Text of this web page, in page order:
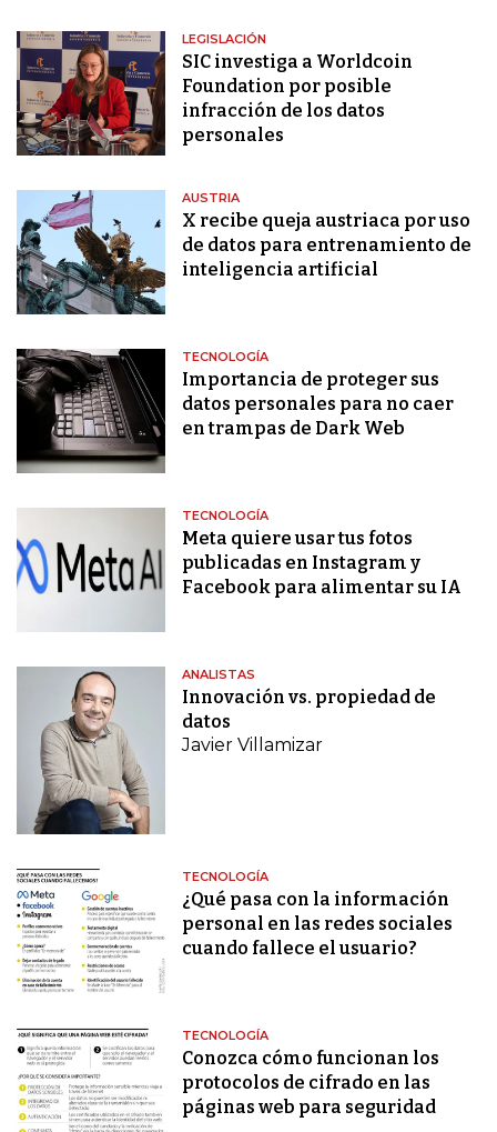
LEGISLACIÓN
SIC investiga a Worldcoin
Foundation por posible
infracción de los datos
personales
AUSTRIA
X recibe queja austriaca por uso
de datos para entrenamiento de
inteligencia artificial
TECNOLOGÍA
Importancia de proteger sus
datos personales para no caer
en trampas de Dark Web
TECNOLOGÍA
Meta quiere usar tus fotos
publicadas en Instagram y
Facebook para alimentar su IA
ANALISTAS
Innovación vs. propiedad de
datos
Javier Villamizar
TECNOLOGÍA
¿Qué pasa con la información
personal en las redes sociales
cuando fallece el usuario?
TECNOLOGÍA
Conozca cómo funcionan los
protocolos de cifrado en las
páginas web para seguridad